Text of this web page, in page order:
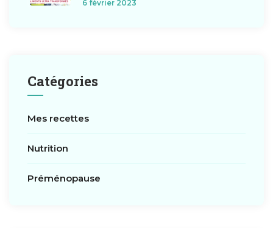
6 février 2023
Catégories
Mes recettes
Nutrition
Préménopause